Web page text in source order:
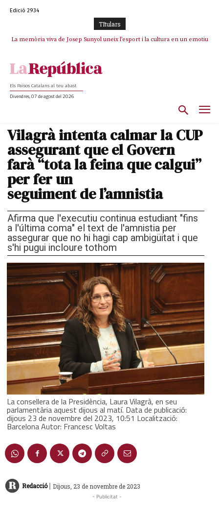
Edició 2934
TItulars
La memòria viva de Josep Sunyol uneix l’esport i la cultura en un emotiu
La “dignitat” a mitges de Marc Puigtió: renuncia a Girona pels àudios però
Els Països Catalans al teu abast
Divendres, 07 de agost del 2026
Vilagrà intenta calmar la CUP
assegurant que el Govern
farà “tota la feina que calgui”
per fer un
seguiment de l’amnistia
Afirma que l'executiu continua estudiant "fins
a l'última coma" el text de l'amnistia per
assegurar que no hi hagi cap ambigüitat i que
s'hi pugui incloure tothom
La consellera de la Presidència, Laura Vilagrà, en seu
parlamentària aquest dijous al matí. Data de publicació:
dijous 23 de novembre del 2023, 10:51 Localització:
Barcelona Autor: Francesc Voltas
Redacció | Dijous, 23 de novembre de 2023
- Publicitat -